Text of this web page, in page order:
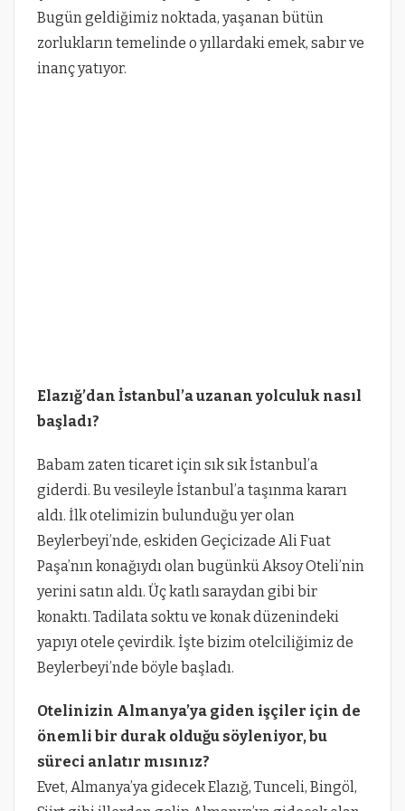
Bugün geldiğimiz noktada, yaşanan bütün
zorlukların temelinde o yıllardaki emek, sabır ve
inanç yatıyor.
Elazığ’dan İstanbul’a uzanan yolculuk nasıl
başladı?
Babam zaten ticaret için sık sık İstanbul’a
giderdi. Bu vesileyle İstanbul’a taşınma kararı
aldı. İlk otelimizin bulunduğu yer olan
Beylerbeyi’nde, eskiden Geçicizade Ali Fuat
Paşa’nın konağıydı olan bugünkü Aksoy Oteli’nin
yerini satın aldı. Üç katlı saraydan gibi bir
konaktı. Tadilata soktu ve konak düzenindeki
yapıyı otele çevirdik. İşte bizim otelciliğimiz de
Beylerbeyi’nde böyle başladı.
Otelinizin Almanya’ya giden işçiler için de
önemli bir durak olduğu söyleniyor, bu
süreci anlatır mısınız?
Evet, Almanya’ya gidecek Elazığ, Tunceli, Bingöl,